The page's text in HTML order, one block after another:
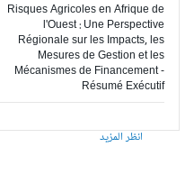
Risques Agricoles en Afrique de
l'Ouest : Une Perspective
Régionale sur les Impacts, les
Mesures de Gestion et les
Mécanismes de Financement -
Résumé Exécutif
انظر المزيد